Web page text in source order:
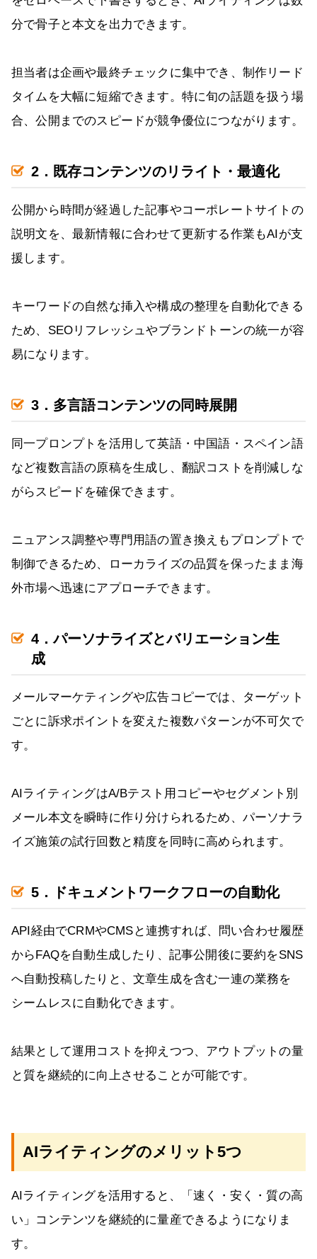
分で骨子と本文を出力できます。
担当者は企画や最終チェックに集中でき、制作リード
タイムを大幅に短縮できます。特に旬の話題を扱う場
合、公開までのスピードが競争優位につながります。
2．既存コンテンツのリライト・最適化
公開から時間が経過した記事やコーポレートサイトの
説明文を、最新情報に合わせて更新する作業もAIが支
援します。
キーワードの自然な挿入や構成の整理を自動化できる
ため、SEOリフレッシュやブランドトーンの統一が容
易になります。
3．多言語コンテンツの同時展開
同一プロンプトを活用して英語・中国語・スペイン語
など複数言語の原稿を生成し、翻訳コストを削減しな
がらスピードを確保できます。
ニュアンス調整や専門用語の置き換えもプロンプトで
制御できるため、ローカライズの品質を保ったまま海
外市場へ迅速にアプローチできます。
4．パーソナライズとバリエーション生
成
メールマーケティングや広告コピーでは、ターゲット
ごとに訴求ポイントを変えた複数パターンが不可欠で
す。
AIライティングはA/Bテスト用コピーやセグメント別
メール本文を瞬時に作り分けられるため、パーソナラ
イズ施策の試行回数と精度を同時に高められます。
5．ドキュメントワークフローの自動化
API経由でCRMやCMSと連携すれば、問い合わせ履歴
からFAQを自動生成したり、記事公開後に要約をSNS
へ自動投稿したりと、文章生成を含む一連の業務を
シームレスに自動化できます。
結果として運用コストを抑えつつ、アウトプットの量
と質を継続的に向上させることが可能です。
AIライティングのメリット5つ
AIライティングを活用すると、「速く・安く・質の高
い」コンテンツを継続的に量産できるようになりま
す。